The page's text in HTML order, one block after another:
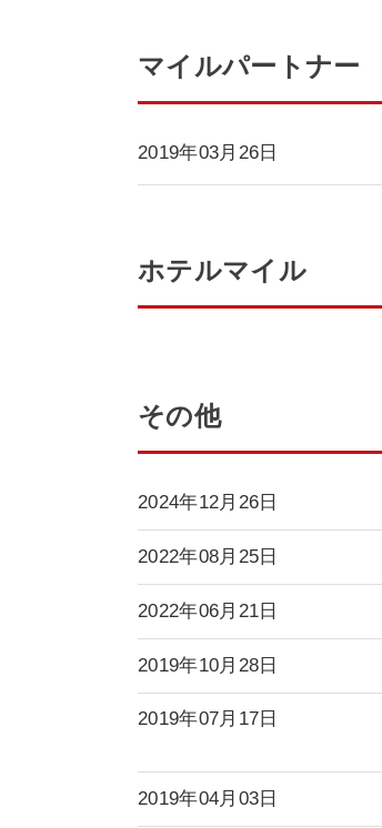
マイルパートナー
2019年03月26日
ホテルマイル
その他
2024年12月26日
2022年08月25日
2022年06月21日
2019年10月28日
2019年07月17日
2019年04月03日